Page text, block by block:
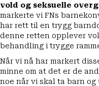
vold og seksuelle
markerte vi FNs
har rett til en trygg
denne retten opplever
behandling i trygge
Når vi nå har markert
minne om at det er de
noe når vi skal ta barn og